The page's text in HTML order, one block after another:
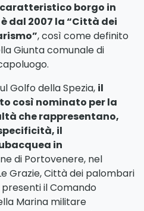
borgo in
dal 2007 la “Città dei
, così come definito
Giunta comunale di
Golfo della Spezia, il
così nominato per la
che rappresentano,
il
in
di Portovenere, nel
Grazie, Città dei palombari
presenti il Comando
Marina militare